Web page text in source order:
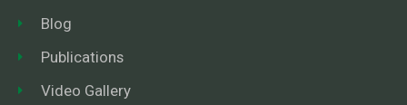
Blog
Publications
Video Gallery